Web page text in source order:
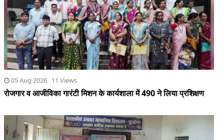
05 Aug 2026 11 Views
रोजगार व आजीविका गारंटी मिशन के कार्यशाला में 490 ने लिया प्रशिक्षण